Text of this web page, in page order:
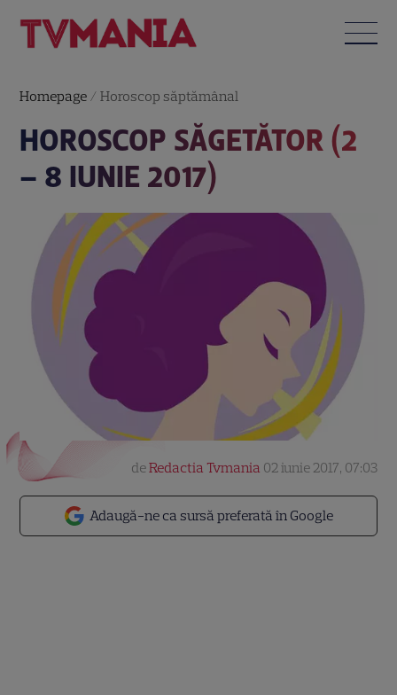
Homepage /Horoscop săptămânal
HOROSCOP SĂGETĂTOR (2
– 8 IUNIE 2017)
Adaugă-ne ca sursă preferată în Google
deRedactia Tvmania 02 iunie 2017, 07:03